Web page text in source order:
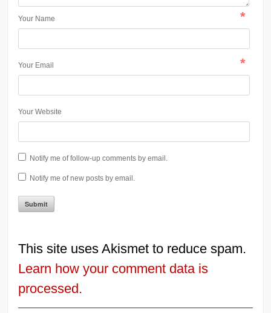
Your Name *
Your Email *
Your Website
Notify me of follow-up comments by email.
Notify me of new posts by email.
This site uses Akismet to reduce spam.
Learn how your comment data is
processed.